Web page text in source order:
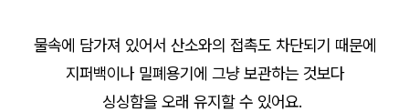
물속에 담가져 있어서 산소와의 접촉도 차단되기 때문에
지퍼백이나 밀폐용기에 그냥 보관하는 것보다
싱싱함을 오래 유지할 수 있어요.